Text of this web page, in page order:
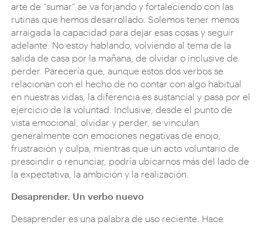
arte de “sumar” se va forjando y fortaleciendo con las
rutinas que hemos desarrollado. Solemos tener menos
arraigada la capacidad para dejar esas cosas y seguir
adelante. No estoy hablando, volviendo al tema de la
salida de casa por la mañana, de olvidar o inclusive de
perder. Parecería que, aunque estos dos verbos se
relacionan con el hecho de no contar con algo habitual
en nuestras vidas, la diferencia es sustancial y pasa por el
ejercicio de la voluntad. Inclusive, desde el punto de
vista emocional, olvidar y perder, se vinculan
generalmente con emociones negativas de enojo,
frustración y culpa, mientras que un acto voluntario de
prescindir o renunciar, podría ubicarnos más del lado de
la expectativa, la ambición y la realización.
Desaprender. Un verbo nuevo
Desaprender es una palabra de uso reciente. Hace